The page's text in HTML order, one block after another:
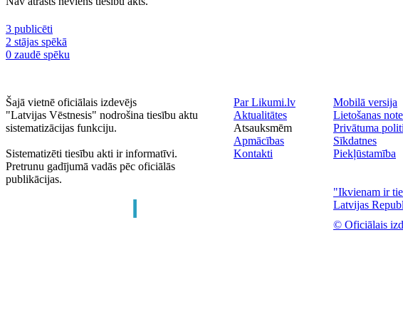
3 publicēti
2 stājas spēkā
0 zaudē spēku
Šajā vietnē oficiālais izdevējs
"Latvijas Vēstnesis" nodrošina tiesību aktu
sistematizācijas funkciju.
Sistematizēti tiesību akti ir informatīvi.
Pretrunu gadījumā vadās pēc oficiālās
publikācijas.
Par Likumi.lv
Aktualitātes
Atsauksmēm
Apmācības
Kontakti
Mobilā versija
Lietošanas
Privātuma
Sīkdatnes
Piekļūstamība
"Ikvienam ir
Latvijas
© Oficiālais